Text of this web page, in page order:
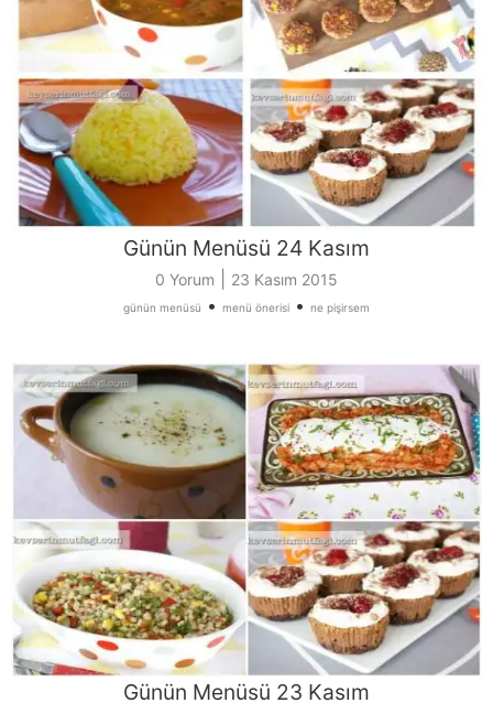
Günün Menüsü 24 Kasım
0 Yorum 23 Kasım 2015
günün menüsü • menü önerisi • ne pişirsem
Günün Menüsü 23 Kasım